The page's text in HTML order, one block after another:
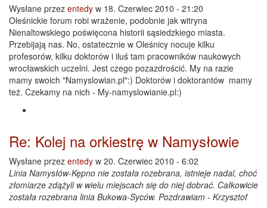
Wysłane przez entedy w 18. Czerwiec 2010 - 21:20
Oleśnickie forum robi wrażenie, podobnie jak witryna
Nienaltowskiego poświęcona historii sąsiedzkiego miasta.
Przebijają nas. No, ostatecznie w Oleśnicy nocuje kilku
profesorów, kilku doktorów i iluś tam pracowników naukowych
wrocławskich uczelni. Jest czego pozazdrościć. My na razie
mamy swoich "Namyslowian.pl":) Doktorów i doktorantów mamy
też. Czekamy na nich - My-namyslowianie.pl:)
Re: Kolej na orkiestrę w Namysłowie
Wysłane przez entedy w 20. Czerwiec 2010 - 6:02
Linia Namysłów-Kępno nie została rozebrana, istnieje nadal, choć
złomiarze zdążyli w wielu miejscach się do niej dobrać. Całkowicie
została rozebrana linia Bukowa-Syców. Pozdrawiam - Krzysztof